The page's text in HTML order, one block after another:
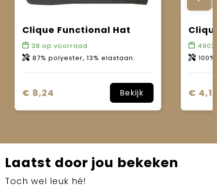
Clique Functional Hat
38 op voorraad
87% polyester, 13% elastaan.
€ 8,24 Bekijk
100%
€
Laatst door jou bekeken
Toch wel leuk hé!